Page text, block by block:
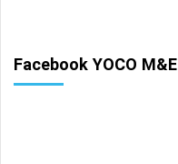
Facebook YOCO M&E